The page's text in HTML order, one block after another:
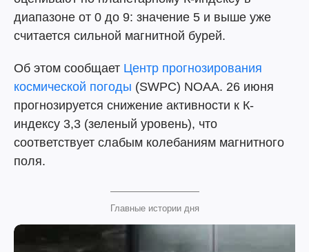
диапазоне от 0 до 9: значение 5 и выше уже
считается сильной магнитной бурей.
Об этом сообщает Центр прогнозирования
космической погоды (SWPC) NOAA. 26 июня
прогнозируется снижение активности к К-
индексу 3,3 (зеленый уровень), что
соответствует слабым колебаниям магнитного
поля.
Главные истории дня